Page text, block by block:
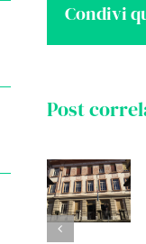
Condivi
Post